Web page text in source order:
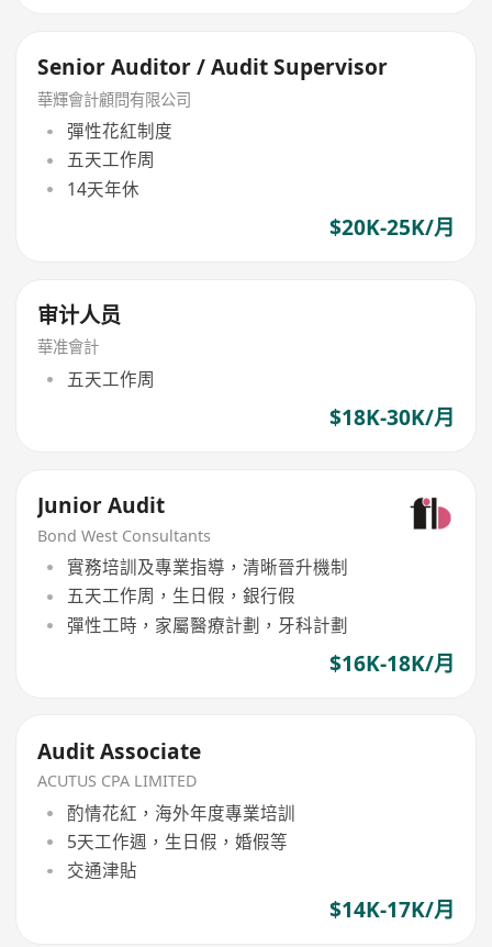
Senior Auditor / Audit Supervisor
華輝會計顧問有限公司
彈性花紅制度
五天工作周
14天年休
$20K-25K/月
审计人员
華准會計
五天工作周
$18K-30K/月
Junior Audit
Bond West Consultants
實務培訓及專業指導，清晰晉升機制
五天工作周，生日假，銀行假
彈性工時，家屬醫療計劃，牙科計劃
$16K-18K/月
Audit Associate
ACUTUS CPA LIMITED
酌情花紅，海外年度專業培訓
5天工作週，生日假，婚假等
交通津貼
$14K-17K/月